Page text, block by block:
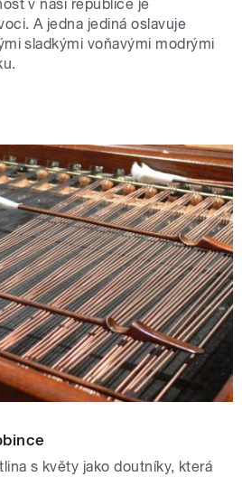
v naší republice je
A jedna jediná oslavuje
sladkými voňavými modrými
s květy jako doutníky, která